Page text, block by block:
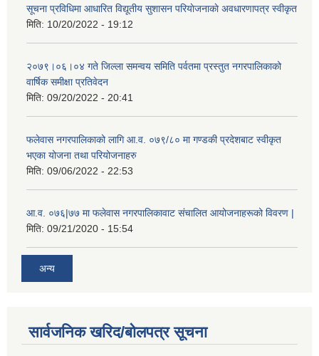
सूचना प्रविधिमा आधारित विद्यूतीय सुशासन परियाेजनाकाे अवधारणापत्र स्वीकृत
मिति: 10/20/2022 - 19:12
२०७९।०६।०४ गते जिल्ला समन्वय समिति पर्वतमा प्रस्तुत नगरपालिकाको
वार्षिक समीक्षा प्रतिवेदन
मिति: 09/20/2022 - 20:41
फलेवास नगरपालिकाको लागि आ.व. ०७९/८० मा गण्डकी प्रदेशबाट स्वीकृत
भएका योजना तथा परियोजनाहरु
मिति: 09/06/2022 - 22:53
आ.व. ०७६|७७ मा फलेवास नगरपालिकावाट संचालित आयोजनाहरूको विवरण |
मिति: 09/21/2020 - 15:54
अन्य
सार्वजनिक खरिद/बोलपत्र सूचना